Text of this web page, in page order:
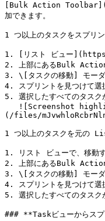
[Bulk Action
加できます。
1 つ以上のタスクをスプリ
1. [リスト ビュー
2. 上部にあるBulk Action
3. \[タスクの移動] モーダ
4. スプリントを見つけて選
5. 選択したすべてのタスク
(/files/
1 つ以上のタスクを元の
1. リスト ビューで、移動す
2. 上部にあるBulk Action
3. \[タスクの移動] モーダ
4. スプリントを見つけて選
5. 選択したすべてのタスク
### **Taskビューから